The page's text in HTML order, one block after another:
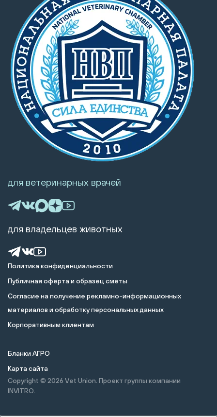
Политика конфиденциальности
Публичная оферта и образец сметы
Cогласие на получение рекламно-информационных
материалов и обработку персональных данных
Корпоративным клиентам
Бланки АГРО
Карта сайта
Copyright © 2026 Vet Union. Проект группы компании
INVITRO.
для ветеринарных врачей
для владельцев животных